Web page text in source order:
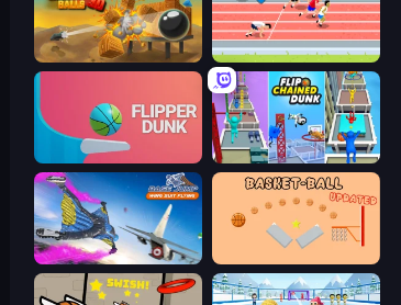
Cannon Balls 3D Sports Hero
Flipper Dunk 3D Flipped Chain Dunk
Base Jump Wing Suit Flying